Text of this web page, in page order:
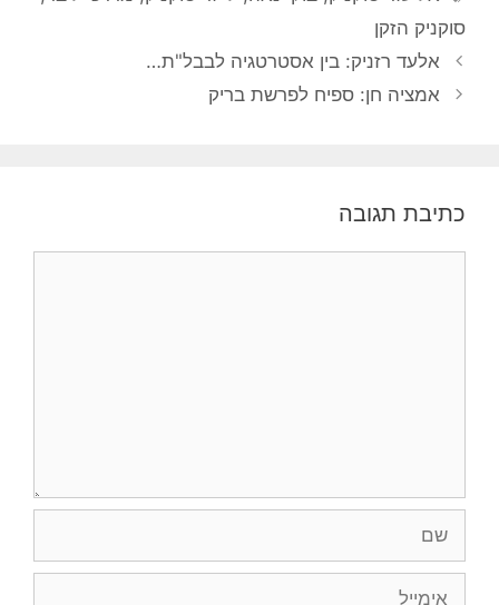
סוקניק הזקן
אלעד רזניק: בין אסטרטגיה לבבל"ת…
אמציה חן: ספיח לפרשת בריק
כתיבת תגובה